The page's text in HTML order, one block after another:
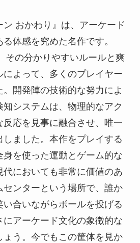
ン おかわり』は、アーケード
体感を究めた名作です。
その分かりやすいルールと爽
よって、多くのプレイヤー
開発陣の技術的な努力によ
システムは、物理的なアク
反応を見事に融合させ、唯一
ました。本作をプレイする
身を使った運動とゲーム的な
代においても非常に価値のあ
センターという場所で、誰か
い合いながらボールを投げる
にアーケード文化の象徴的な
う。今でもこの筐体を見か